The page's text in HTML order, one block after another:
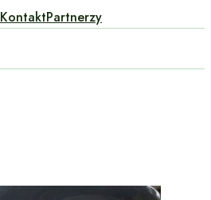
KontaktPartnerzy